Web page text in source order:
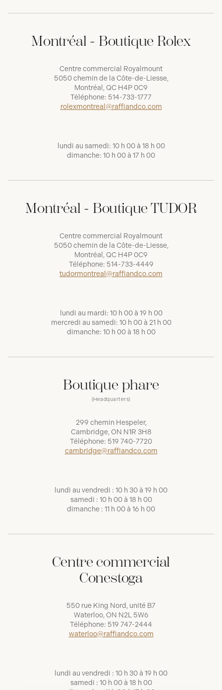
Montréal - Boutique Rolex
Centre commercial Royalmount
5050 chemin de la Côte-de-Liesse,
Montréal, QC H4P 0C9
Téléphone: 514-733-1777
rolexmontreal@raffiandco.com
lundi au samedi: 10 h 00 à 18 h 00
dimanche: 10 h 00 à 17 h 00
Montréal - Boutique TUDOR
Centre commercial Royalmount
5050 chemin de la Côte-de-Liesse,
Montréal, QC H4P 0C9
Téléphone: 514-733-4449
tudormontreal@raffiandco.com
lundi au mardi: 10 h 00 à 19 h 00
mercredi au samedi: 10 h 00 à 21 h 00
dimanche: 10 h 00 à 18 h 00
Boutique phare
(Headquarters)
299 chemin Hespeler,
Cambridge, ON N1R 3H8
Téléphone: 519 740-7720
cambridge@raffiandco.com
lundi au vendredi : 10 h 30 à 19 h 00
samedi : 10 h 00 à 18 h 00
dimanche : 11 h 00 à 16 h 00
Centre commercial
Conestoga
550 rue King Nord, unité B7
Waterloo, ON N2L 5W6
Téléphone: 519 747-2444
waterloo@raffiandco.com
lundi au vendredi : 10 h 30 à 19 h 00
samedi : 10 h 00 à 18 h 00